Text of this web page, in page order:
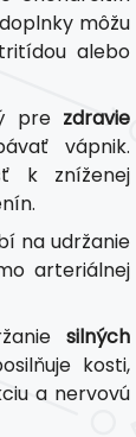
môžu
alebo
pre zdravie
vápnik.
k zníženej
na udržanie
arteriálnej
silných
kosti,
a nervovú